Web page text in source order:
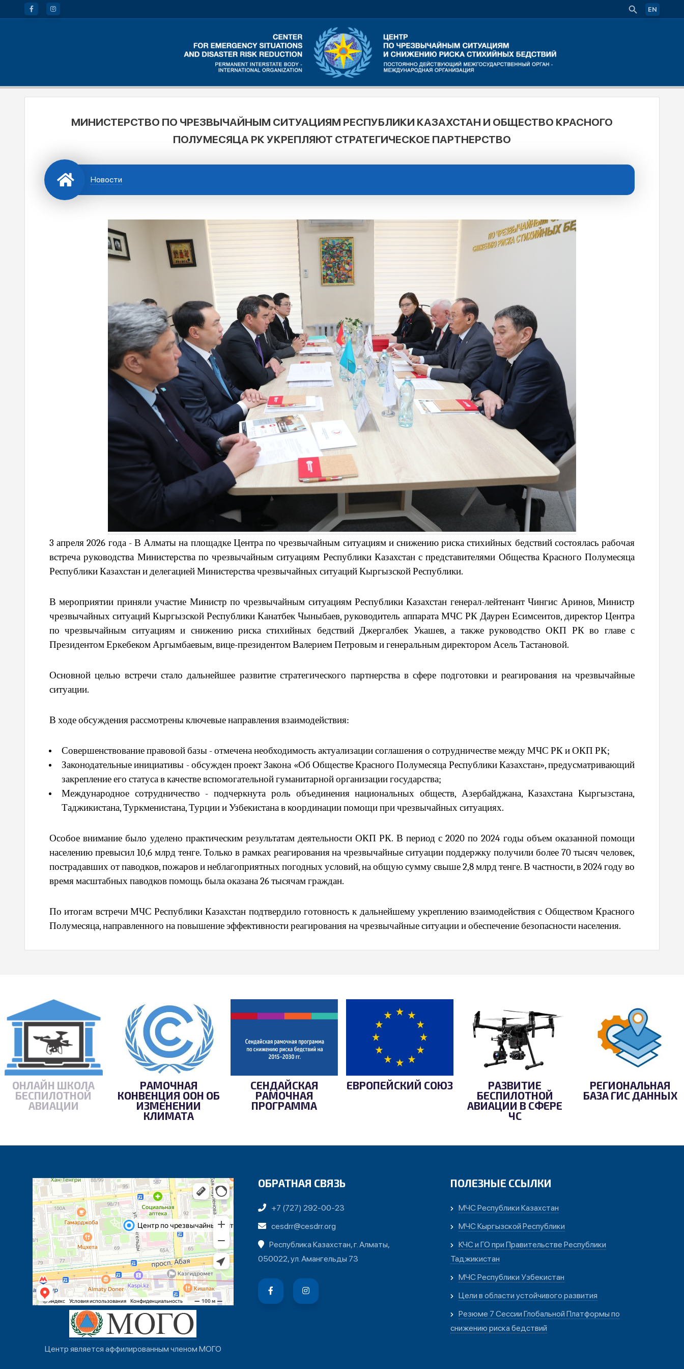
EN
МИНИСТЕРСТВО ПО ЧРЕЗВЫЧАЙНЫМ СИТУАЦИЯМ РЕСПУБЛИКИ КАЗАХСТАН И ОБЩЕСТВО КРАСНОГО
ПОЛУМЕСЯЦА РК УКРЕПЛЯЮТ СТРАТЕГИЧЕСКОЕ ПАРТНЕРСТВО
Новости
3 апреля 2026 года - В Алматы на площадке Центра по чрезвычайным ситуациям и снижению риска стихийных бедствий состоялась рабочая
встреча руководства Министерства по чрезвычайным ситуациям Республики Казахстан с представителями Общества Красного Полумесяца
Республики Казахстан и делегацией Министерства чрезвычайных ситуаций Кыргызской Республики.
В мероприятии приняли участие Министр по чрезвычайным ситуациям Республики Казахстан генерал-лейтенант Чингис Аринов, Министр
чрезвычайных ситуаций Кыргызской Республики Канатбек Чыныбаев, руководитель аппарата МЧС РК Даурен Есимсеитов, директор Центра
по чрезвычайным ситуациям и снижению риска стихийных бедствий Джергалбек Укашев, а также руководство ОКП РК во главе с
Президентом Еркебеком Аргымбаевым, вице-президентом Валерием Петровым и генеральным директором Асель Тастановой.
Основной целью встречи стало дальнейшее развитие стратегического партнерства в сфере подготовки и реагирования на чрезвычайные
ситуации.
В ходе обсуждения рассмотрены ключевые направления взаимодействия:
Совершенствование правовой базы - отмечена необходимость актуализации соглашения о сотрудничестве между МЧС РК и ОКП РК;
Законодательные инициативы - обсужден проект Закона «Об Обществе Красного Полумесяца Республики Казахстан», предусматривающий
закрепление его статуса в качестве вспомогательной гуманитарной организации государства;
Международное сотрудничество - подчеркнута роль объединения национальных обществ, Азербайджана, Казахстана Кыргызстана,
Таджикистана, Туркменистана, Турции и Узбекистана в координации помощи при чрезвычайных ситуациях.
Особое внимание было уделено практическим результатам деятельности ОКП РК. В период с 2020 по 2024 годы объем оказанной помощи
населению превысил 10,6 млрд тенге. Только в рамках реагирования на чрезвычайные ситуации поддержку получили более 70 тысяч человек,
пострадавших от паводков, пожаров и неблагоприятных погодных условий, на общую сумму свыше 2,8 млрд тенге. В частности, в 2024 году во
время масштабных паводков помощь была оказана 26 тысячам граждан.
По итогам встречи МЧС Республики Казахстан подтвердило готовность к дальнейшему укреплению взаимодействия с Обществом Красного
Полумесяца, направленного на повышение эффективности реагирования на чрезвычайные ситуации и обеспечение безопасности населения.
ОНЛАЙН ШКОЛА
БЕСПИЛОТНОЙ
АВИАЦИИ
РАМОЧНАЯ
КОНВЕНЦИЯ ООН ОБ
ИЗМЕНЕНИИ
КЛИМАТА
СЕНДАЙСКАЯ
РАМОЧНАЯ
ПРОГРАММА
ЕВРОПЕЙСКИЙ СОЮЗ
РАЗВИТИЕ
БЕСПИЛОТНОЙ
АВИАЦИИ В СФЕРЕ
ЧС
РЕГИОНАЛЬНАЯ
БАЗА ГИС ДАННЫХ
Центр является аффилированным членом МОГО
ОБРАТНАЯ СВЯЗЬ
+7 (727) 292-00-23
cesdrr@cesdrr.org
Республика Казахстан, г. Алматы,
050022, ул. Амангельды 73
ПОЛЕЗНЫЕ ССЫЛКИ
МЧС Республики Казахстан
МЧС Кыргызской Республики
КЧС и ГО при Правительстве Республики
Таджикистан
МЧС Республики Узбекистан
Цели в области устойчивого развития
Резюме 7 Сессии Глобальной Платформы по
снижению риска бедствий